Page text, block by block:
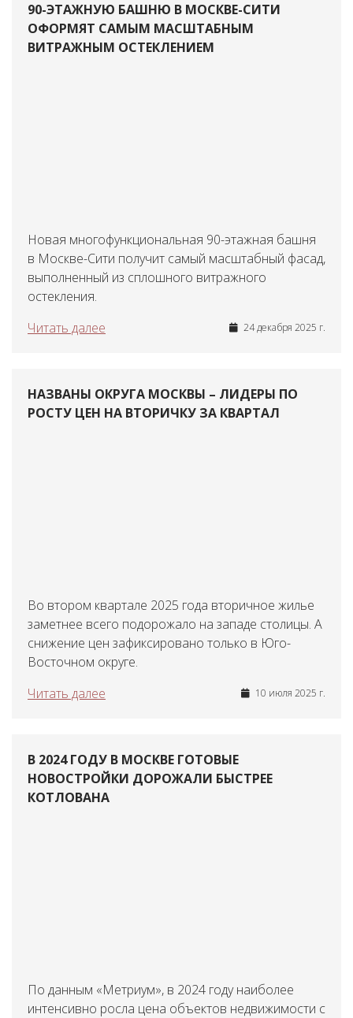
90-ЭТАЖНУЮ БАШНЮ В МОСКВЕ-СИТИ
ОФОРМЯТ САМЫМ МАСШТАБНЫМ
ВИТРАЖНЫМ ОСТЕКЛЕНИЕМ
Новая многофункциональная 90-этажная башня
в Москве-Сити получит самый масштабный фасад,
выполненный из сплошного витражного
остекления.
Читать далее
24 декабря 2025 г.
НАЗВАНЫ ОКРУГА МОСКВЫ – ЛИДЕРЫ ПО
РОСТУ ЦЕН НА ВТОРИЧКУ ЗА КВАРТАЛ
Во втором квартале 2025 года вторичное жилье
заметнее всего подорожало на западе столицы. А
снижение цен зафиксировано только в Юго-
Восточном округе.
Читать далее
10 июля 2025 г.
В 2024 ГОДУ В МОСКВЕ ГОТОВЫЕ
НОВОСТРОЙКИ ДОРОЖАЛИ БЫСТРЕЕ
КОТЛОВАНА
По данным «Метриум», в 2024 году наиболее
интенсивно росла цена объектов недвижимости с